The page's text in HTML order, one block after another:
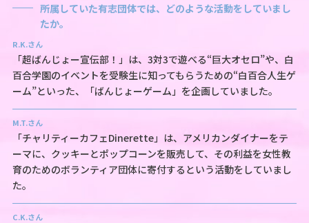
所属していた有志団体では、どのような活動をしていまし
たか。
R.K.さん
「超ばんじょー宣伝部！」は、3対3で遊べる“巨大オセロ”や、白
百合学園のイベントを受験生に知ってもらうための“白百合人生ゲ
ーム”といった、「ばんじょーゲーム」を企画していました。
M.T.さん
「チャリティーカフェDinerette」は、アメリカンダイナーをテ
ーマに、クッキーとポップコーンを販売して、その利益を女性教
育のためのボランティア団体に寄付するという活動をしていまし
た。
C.K.さん